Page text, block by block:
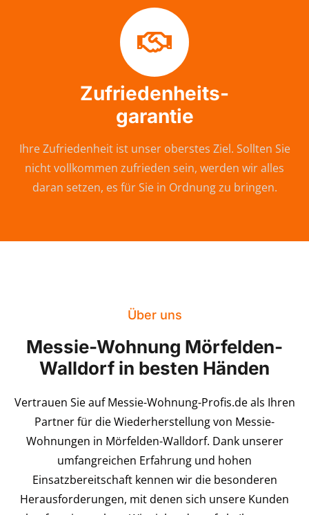
Zufriedenheits-
garantie
Ihre Zufriedenheit ist unser oberstes Ziel. Sollten Sie
nicht vollkommen zufrieden sein, werden wir alles
daran setzen, es für Sie in Ordnung zu bringen.
Über uns
Messie-Wohnung Mörfelden-
Walldorf in besten Händen
Vertrauen Sie auf Messie-Wohnung-Profis.de als Ihren
Partner für die Wiederherstellung von Messie-
Wohnungen in Mörfelden-Walldorf. Dank unserer
umfangreichen Erfahrung und hohen
Einsatzbereitschaft kennen wir die besonderen
Herausforderungen, mit denen sich unsere Kunden